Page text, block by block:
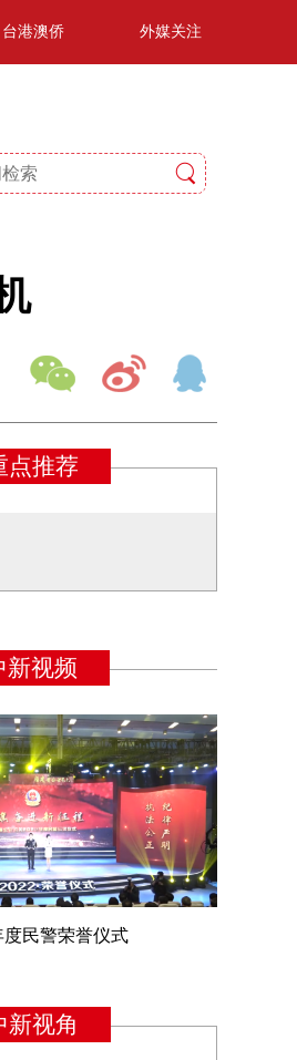
台港澳侨 外媒关注
民警荣誉仪式